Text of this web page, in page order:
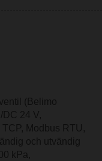
(Belimo
24 V,
Modbus RTU,
och utvändig
kPa,